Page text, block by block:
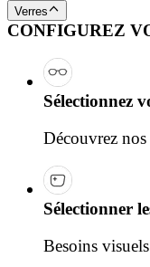
Verres
CONFIGUREZ
Sélectionnez
Découvrez nos
Sélectionner
Besoins